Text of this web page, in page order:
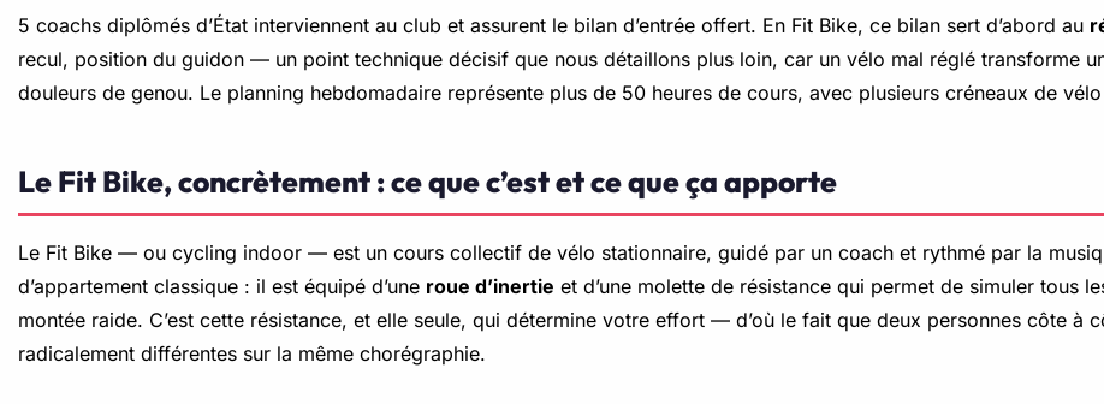
5 coachs diplômés d’État interviennent au club et assurent le bilan d’entrée offert. En Fit Bike, ce bilan sert d’abord au
recul, position du guidon — un point technique décisif que nous détaillons plus loin, car un vélo mal réglé transforme
douleurs de genou. Le planning hebdomadaire représente plus de 50 heures de cours, avec plusieurs créneaux de
Le Fit Bike, concrètement : ce que c’est et ce que ça apporte
Le Fit Bike — ou cycling indoor — est un cours collectif de vélo stationnaire, guidé par un coach et rythmé par la
d’appartement classique : il est équipé d’une roue d’inertie et d’une molette de résistance qui permet de simuler tous
montée raide. C’est cette résistance, et elle seule, qui détermine votre effort — d’où le fait que deux personnes côte à
radicalement différentes sur la même chorégraphie.